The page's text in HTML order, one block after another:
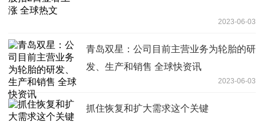
2023-06-03
青岛双星：公司目前主营业务为轮胎的研
发、生产和销售 全球快资讯
2023-06-03
抓住恢复和扩大需求这个关键